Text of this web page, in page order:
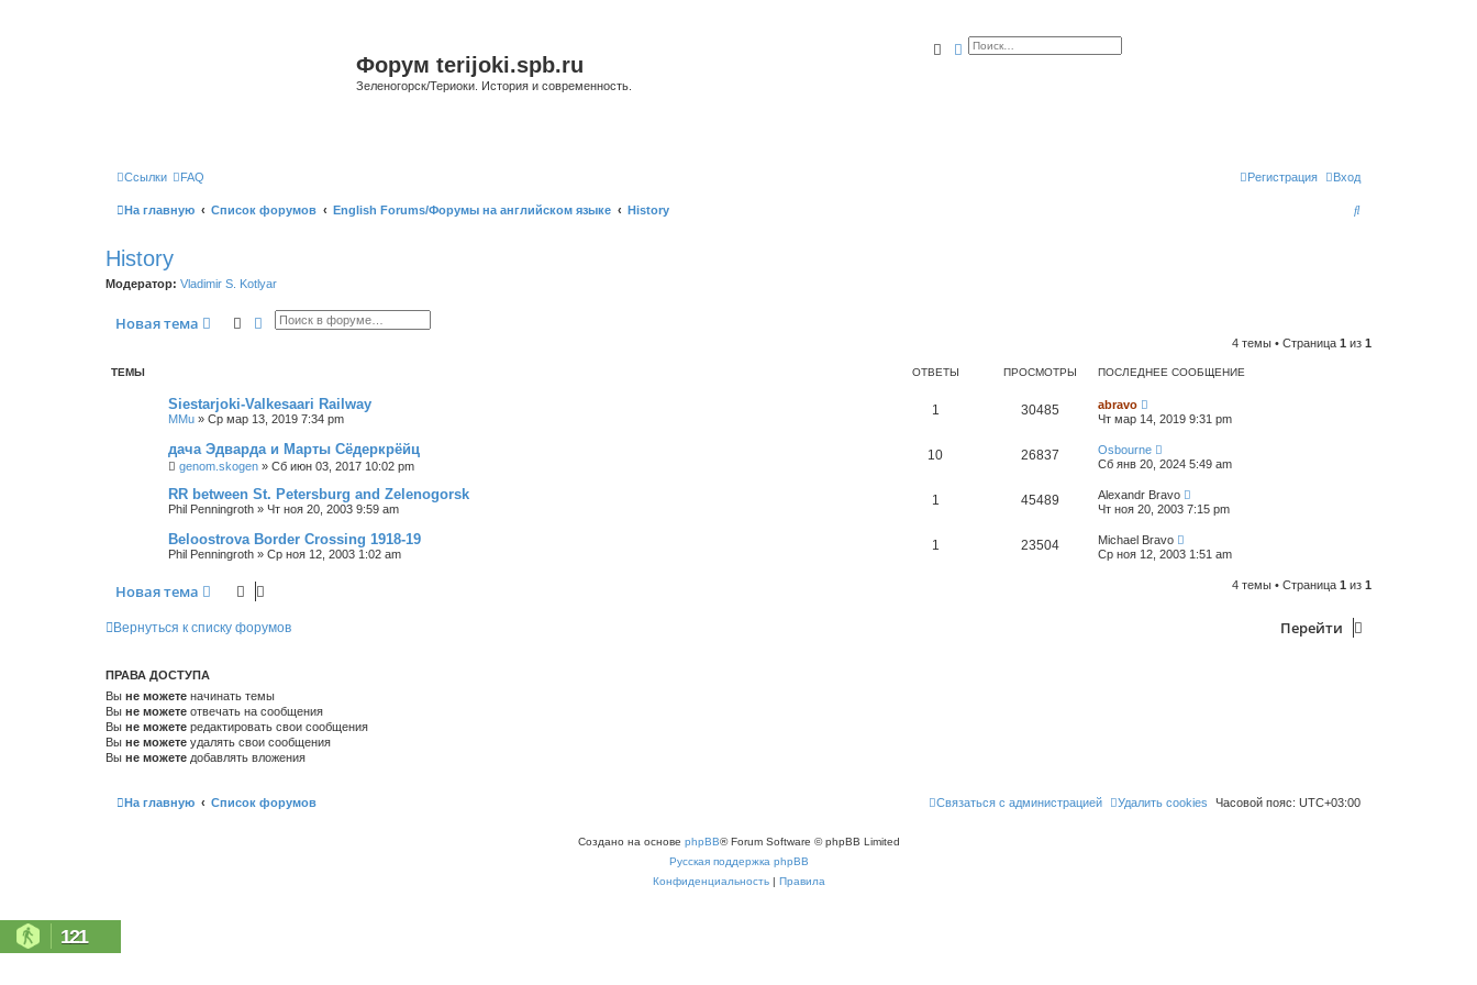
Форум terijoki.spb.ru
Зеленогорск/Териоки. История и современность.
ПоискРасширенный поиск
Ссылки FAQ Вход
Регистрация
На главную Список форумов English Forums/Форумы на английском языке History
П
History
Модератор: Vladimir S. Kotlyar
Новая тема ПоискРасширенный поиск
4 темы • Страница 1 из 1
ТЕМЫ ОТВЕТЫ ПРОСМОТРЫ ПОСЛЕДНЕЕ СООБЩЕНИЕ
Siestarjoki-Valkesaari Railway
MMu » Ср мар 13, 2019 7:34 pm
1 30485
abravo
Чт мар 14, 2019 9:31 pm
дача Эдварда и Марты Сёдеркрёйц
genom.skogen » Сб июн 03, 2017 10:02 pm
10 26837
Osbourne
Сб янв 20, 2024 5:49 am
RR between St. Petersburg and Zelenogorsk
Phil Penningroth » Чт ноя 20, 2003 9:59 am
1 45489
Alexandr Bravo
Чт ноя 20, 2003 7:15 pm
Beloostrova Border Crossing 1918-19
Phil Penningroth » Ср ноя 12, 2003 1:02 am
1 23504
Michael Bravo
Ср ноя 12, 2003 1:51 am
Новая тема 4 темы • Страница 1 из 1
Вернуться к списку форумов Перейти
ПРАВА ДОСТУПА
Вы не можете начинать темы
Вы не можете отвечать на сообщения
Вы не можете редактировать свои сообщения
Вы не можете удалять свои сообщения
Вы не можете добавлять вложения
На главную Список форумов Часовой пояс: UTC+03:00
Удалить cookies
Связаться с администрацией
Создано на основе phpBB® Forum Software © phpBB Limited
Русская поддержка phpBB
Конфиденциальность| Правила
121